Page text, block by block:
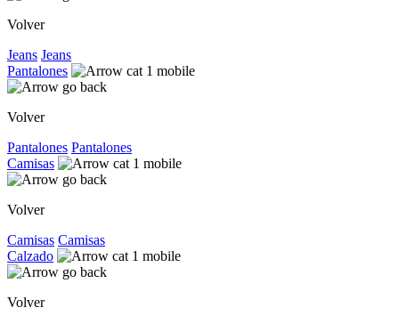
Volver
Jeans Jeans
Pantalones
Volver
Pantalones Pantalones
Camisas
Volver
Camisas Camisas
Calzado
Volver